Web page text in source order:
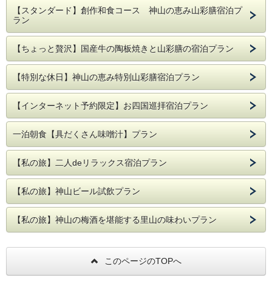
9時30分まで、夜中・早朝を問わずご入浴いただけます。
浴室にはシャンプー、リンス、ボディーソープの備付けがあ
※大浴場の化粧水などの共用アメニティは新型コロナウィル
ス感染防止の為、撤去させていただいております。
※喫煙所は、ホテル1Fロビーといやしの湯2Fにございま
す。
【スタンダード】創作和食コース 神山の恵み山彩膳宿泊プ
ラン
【ちょっと贅沢】国産牛の陶板焼きと山彩膳の宿泊プラン
【特別な休日】神山の恵み特別山彩膳宿泊プラン
【インターネット予約限定】お四国巡拝宿泊プラン
一泊朝食【具だくさん味噌汁】プラン
【私の旅】二人deリラックス宿泊プラン
【私の旅】神山ビール試飲プラン
【私の旅】神山の梅酒を堪能する里山の味わいプラン
このページのTOPへ